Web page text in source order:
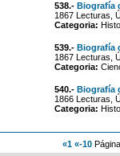
538.- Biografía
1867 Lecturas,
Categoria:
539.- Biografía
1867 Lecturas,
Categoria:
540.- Biografía
1866 Lecturas,
Categoria:
«1 «-10